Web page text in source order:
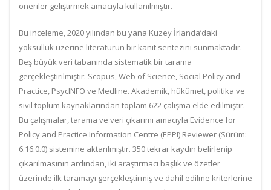
öneriler geliştirmek amacıyla kullanılmıştır.
Bu inceleme, 2020 yılından bu yana Kuzey İrlanda’daki
yoksulluk üzerine literatürün bir kanıt sentezini sunmaktadır.
Beş büyük veri tabanında sistematik bir tarama
gerçekleştirilmiştir: Scopus, Web of Science, Social Policy and
Practice, PsycINFO ve Medline. Akademik, hükümet, politika ve
sivil toplum kaynaklarından toplam 622 çalışma elde edilmiştir.
Bu çalışmalar, tarama ve veri çıkarımı amacıyla Evidence for
Policy and Practice Information Centre (EPPI) Reviewer (Sürüm:
6.16.0.0) sistemine aktarılmıştır. 350 tekrar kaydın belirlenip
çıkarılmasının ardından, iki araştırmacı başlık ve özetler
üzerinde ilk taramayı gerçekleştirmiş ve dahil edilme kriterlerine